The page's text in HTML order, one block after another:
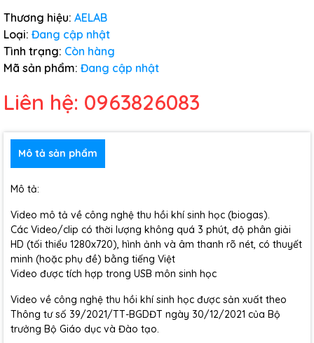
Thương hiệu: AELAB
Loại: Đang cập nhật
Tình trạng: Còn hàng
Mã sản phẩm: Đang cập nhật
Liên hệ: 0963826083
Mô tả sản phẩm
Mô tả:
Video mô tả về công nghệ thu hồi khí sinh học (biogas).
Các Video/clip có thời lượng không quá 3 phút, độ phân giải
HD (tối thiểu 1280x720), hình ảnh và âm thanh rõ nét, có thuyết
minh (hoặc phụ đề) bằng tiếng Việt
Video được tích hợp trong USB môn sinh học
Video về công nghệ thu hồi khí sinh học được sản xuất theo
Thông tư số 39/2021/TT-BGDĐT ngày 30/12/2021 của Bộ
trưởng Bộ Giáo dục và Đào tạo.